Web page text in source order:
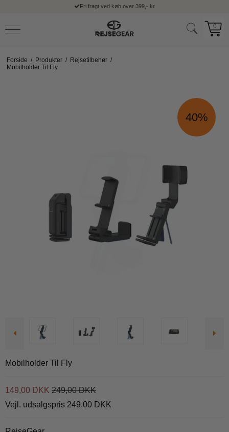
Fri fragt ved køb over 399,- kr
0
Forside / Produkter / Rejsetilbehør /
Mobilholder Til Fly
40%
Mobilholder Til Fly
149,00 DKK 249,00 DKK
Vejl. udsalgspris 249,00 DKK